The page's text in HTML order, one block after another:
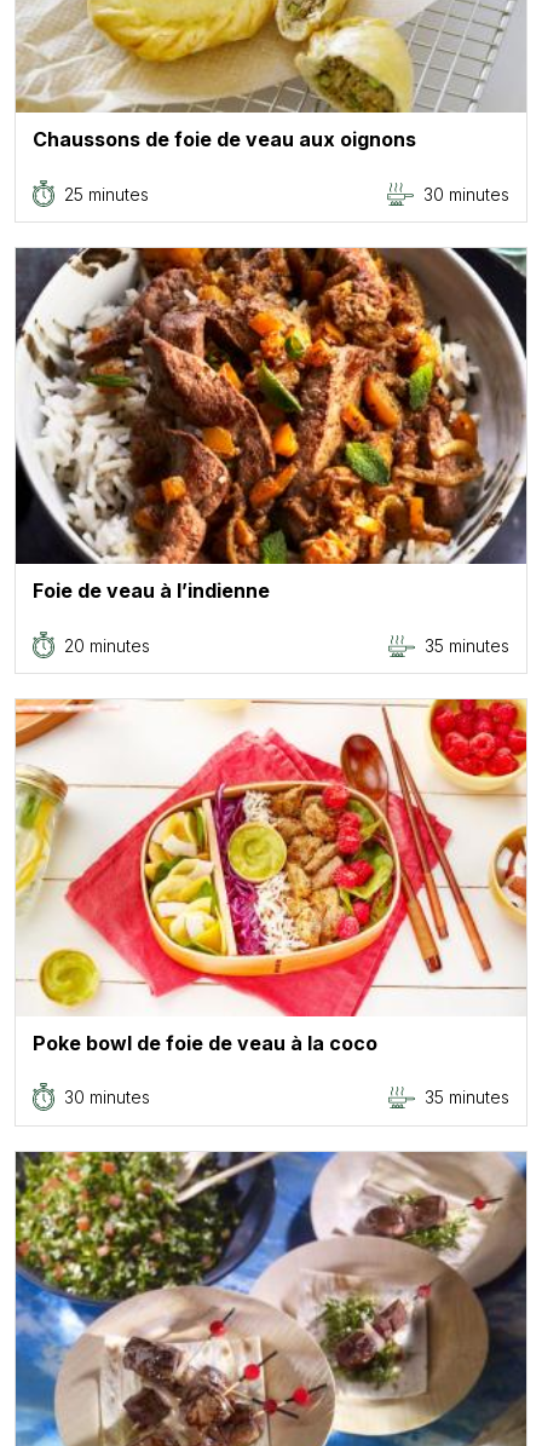
Chaussons de foie de veau aux oignons
25 minutes 30 minutes
Foie de veau à l’indienne
20 minutes 35 minutes
Poke bowl de foie de veau à la coco
30 minutes 35 minutes